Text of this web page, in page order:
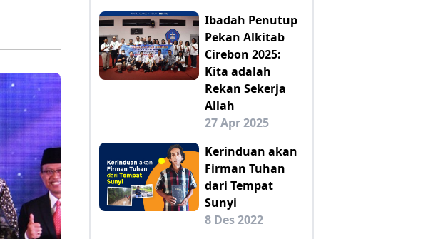
Ibadah Penutup
Pekan Alkitab
Cirebon 2025:
Kita adalah
Rekan Sekerja
Allah
27 Apr 2025
Kerinduan akan
Firman Tuhan
dari Tempat
Sunyi
8 Des 2022